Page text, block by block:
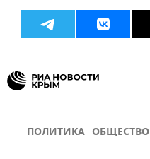
ПОЛИТИКА ОБЩЕСТВО